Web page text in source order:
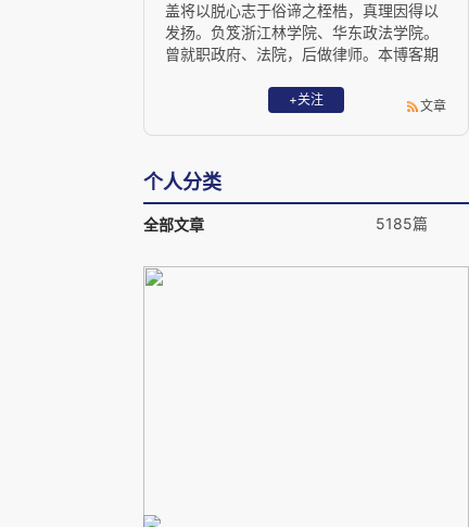
盖将以脱心志于俗谛之桎梏，真理因得以
发扬。负笈浙江林学院、华东政法学院。
曾就职政府、法院，后做律师。本博客期
辩护、海事海商、知识产权、涉外诉讼仲
裁等。 Email: lawlaw202@outlook.com
+关注 文章
个人分类
全部文章 5185篇